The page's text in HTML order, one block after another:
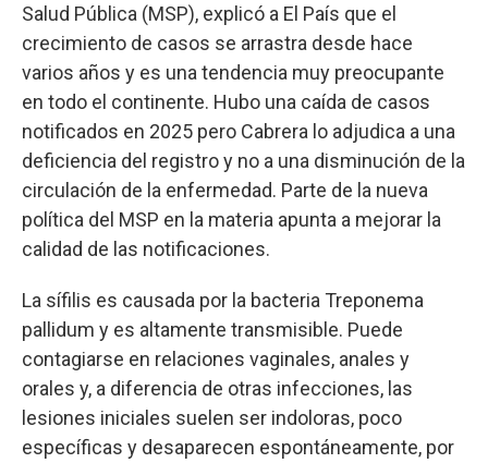
Salud Pública (MSP), explicó a El País que el
crecimiento de casos se arrastra desde hace
varios años y es una tendencia muy preocupante
en todo el continente. Hubo una caída de casos
notificados en 2025 pero Cabrera lo adjudica a una
deficiencia del registro y no a una disminución de la
circulación de la enfermedad. Parte de la nueva
política del MSP en la materia apunta a mejorar la
calidad de las notificaciones.
La sífilis es causada por la bacteria Treponema
pallidum y es altamente transmisible. Puede
contagiarse en relaciones vaginales, anales y
orales y, a diferencia de otras infecciones, las
lesiones iniciales suelen ser indoloras, poco
específicas y desaparecen espontáneamente, por